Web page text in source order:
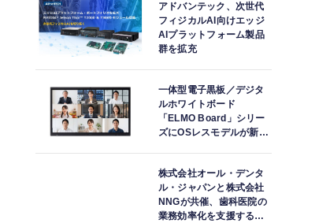
アドバンテック、次世代
フィジカルAI向けエッジ
AIプラットフォーム製品
群を拡充
一体型電子黒板／デジタ
ルホワイトボード
「ELMO Board」シリー
ズにOSレスモデルが新登
株式会社オール・デンタ
ル・ジャパンと株式会社
NNGが共催、歯科医院の
業務効率化を支援する院